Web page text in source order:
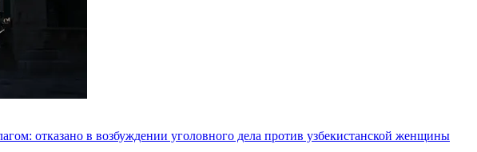
отказано в возбуждении уголовного дела против узбекистанской женщины